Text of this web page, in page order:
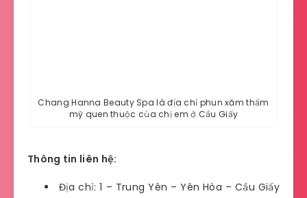
Chang Hanna Beauty Spa là địa chỉ phun xăm thẩm
mỹ quen thuộc của chị em ở Cầu Giấy
Thông tin liên hệ:
Địa chỉ: 1 – Trung Yên – Yên Hòa – Cầu Giấy